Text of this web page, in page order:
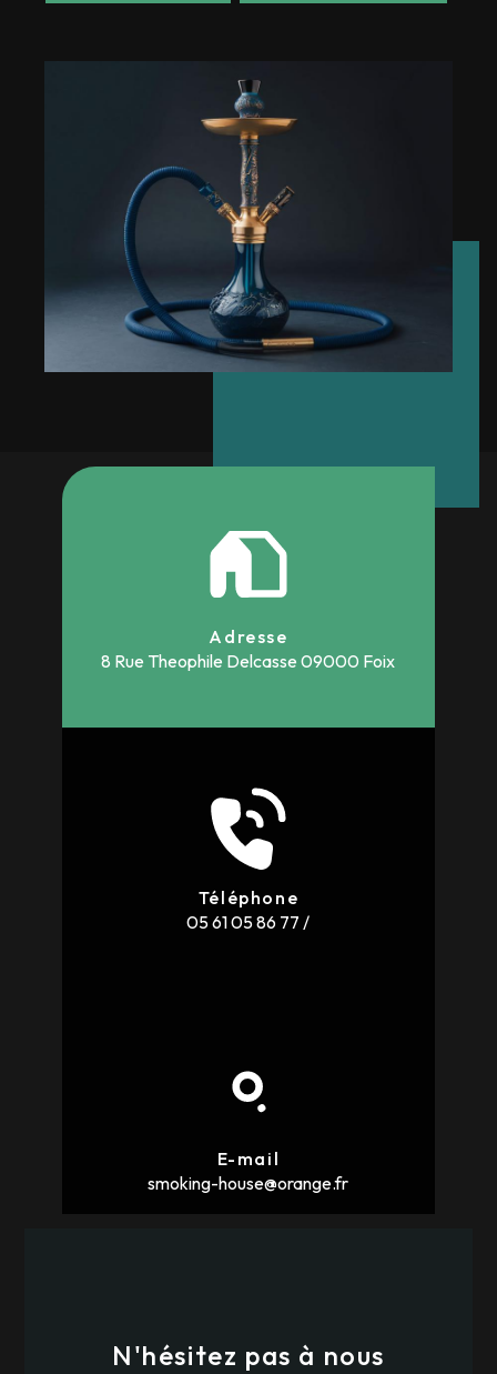
Adresse
8 Rue Theophile Delcasse 09000 Foix
Téléphone
05 61 05 86 77 /
E-mail
smoking-house@orange.fr
N'hésitez pas à nous